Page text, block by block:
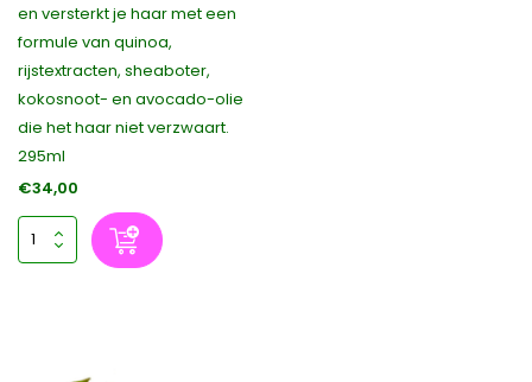
en versterkt je haar met een
formule van quinoa,
rijstextracten, sheaboter,
kokosnoot- en avocado-olie
die het haar niet verzwaart.
295ml
€34,00